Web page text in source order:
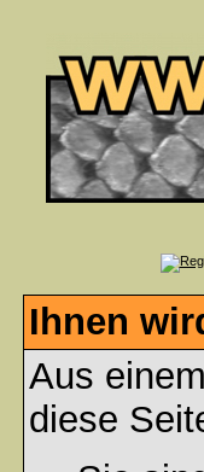
Ihnen
Aus
diese